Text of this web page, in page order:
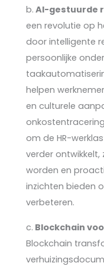
b. AI-gestuurde
een revolutie op
door intelligente
persoonlijke
helpen
en culturele
om de HR-
verder ontwikkelt,
worden en
inzichten bieden
verbeteren.
c. Blockchain
Blockchain